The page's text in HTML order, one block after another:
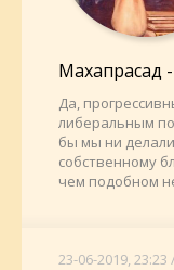
Махапрасад
Да,
либеральным
бы мы ни
собственному
чем подобном
23-06-2019, 23:23